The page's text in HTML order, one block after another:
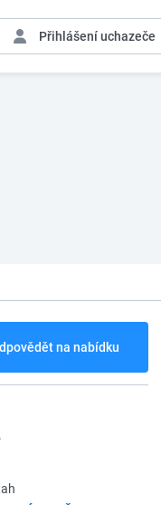
Přihlášeníuchazeče
na nabídku